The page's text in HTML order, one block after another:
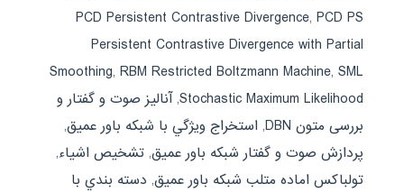
PCD Persistent Contrastive Divergence,PCD PS
Persistent Contrastive Divergence with Partial
Smoothing,RBM Restricted Boltzmann Machine,SML
Stochastic Maximum Likelihood
,آنالیز صوت و گفتار و
بررسی متون DBN
, استخراج ويژگي با شبكه باور عميق,
پردازش صوت و گفتار شبکه باور عمیق, تشخیص اشیاء,
تولباكس اماده متلب شبکه باور عمیق, دسته بندي با